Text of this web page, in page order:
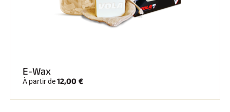
E-Wax
À partir de12,00 €